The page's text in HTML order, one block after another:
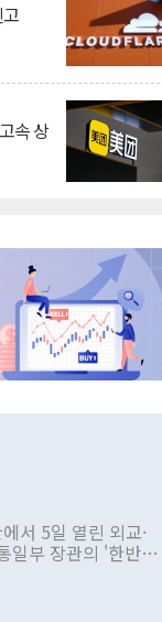
속 상
서 5일 열린 외교·
일부 장관의 '한반도
추진하겠다고 공